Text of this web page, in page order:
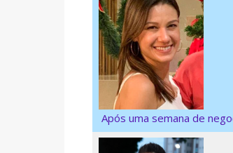
Após uma semana de